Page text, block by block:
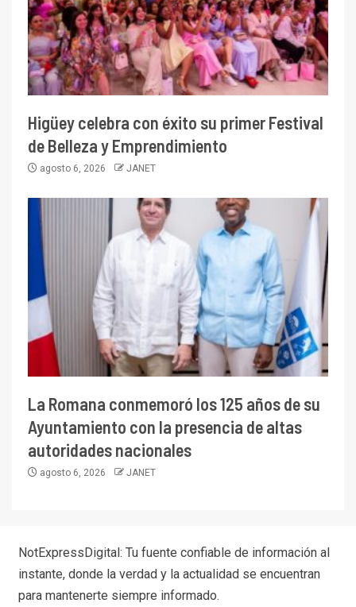
Higüey celebra con éxito su primer Festival
de Belleza y Emprendimiento
agosto 6, 2026 JANET
La Romana conmemoró los 125 años de su
Ayuntamiento con la presencia de altas
autoridades nacionales
agosto 6, 2026 JANET
NotExpressDigital: Tu fuente confiable de información al
instante, donde la verdad y la actualidad se encuentran
para mantenerte siempre informado.